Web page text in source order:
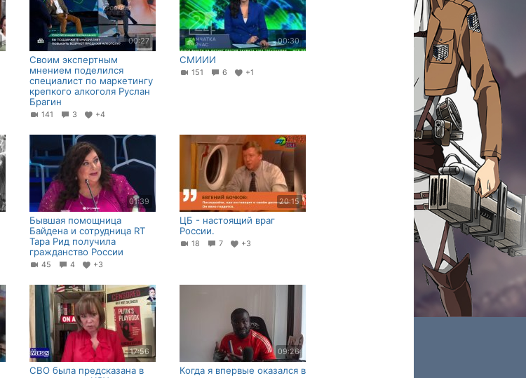
00:27
Своим экспертным
мнением поделился
специалист по маркетингу
крепкого алкоголя Руслан
Брагин
141 3 +4
00:30
СМИИИ
151 6 +1
01:39
Бывшая помощница
Байдена и сотрудница RT
Тара Рид получила
гражданство России
45 4 +3
20:15
ЦБ - настоящий враг
России.
18 7 +3
17:56
СВО была предсказана в
09:26
Когда я впервые оказался в